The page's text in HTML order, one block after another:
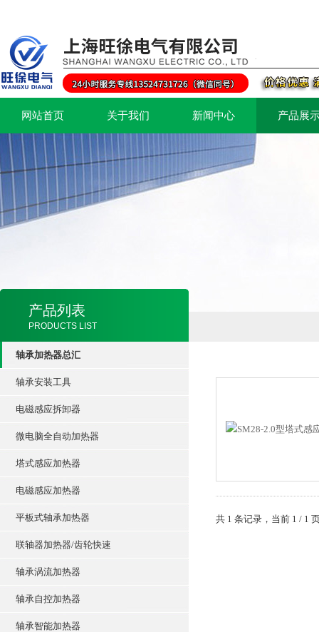
网站首页 关于我们 新闻中心 产品展
产品列表
PRODUCTS LIST
轴承加热器总汇
轴承安装工具
电磁感应拆卸器
微电脑全自动加热器
塔式感应加热器
电磁感应加热器
平板式轴承加热器
联轴器加热器/齿轮快速
轴承涡流加热器
轴承自控加热器
轴承智能加热器
共 1 条记录，当前 1 / 1